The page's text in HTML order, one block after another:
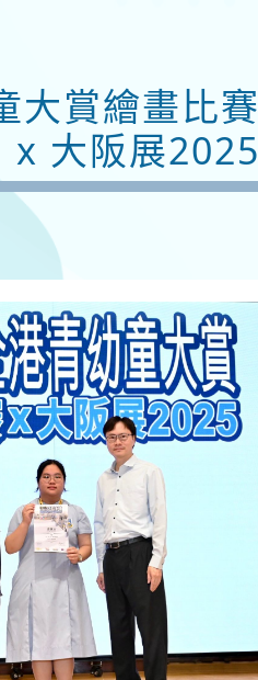
大賞繪畫比賽
x 大阪展2025